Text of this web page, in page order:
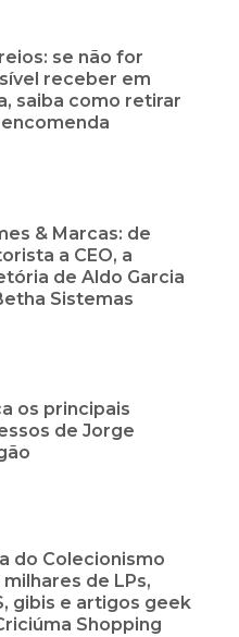
se não for
receber em
saiba como retirar
encomenda
& Marcas: de
a CEO, a
de Aldo Garcia
Sistemas
os principais
de Jorge
do Colecionismo
de LPs,
gibis e artigos geek
Shopping